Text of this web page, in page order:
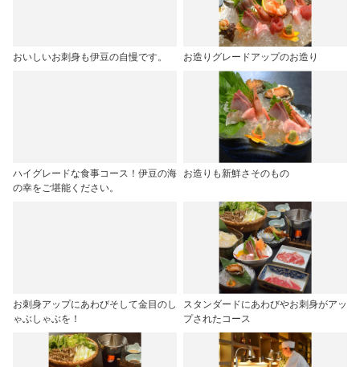
おいしいお刺身も伊豆の自慢です。 お造りグレードアップのお造り
ハイグレードな食事コース！伊豆の海
の幸をご堪能ください。
お造りも新鮮さそのもの
お刺身アップにあわびそして金目のし
ゃぶしゃぶを！
スタンダードにあわびやお刺身がアッ
プされたコース